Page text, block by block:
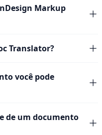
Markup
Translator?
você pode
de um documento